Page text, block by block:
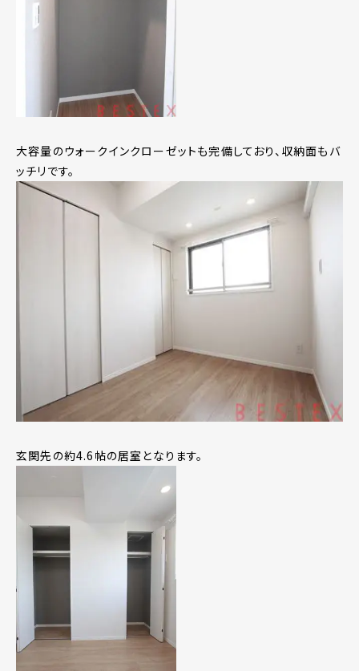
大容量のウォークインクローゼットも完備しており、収納面もバ
ッチリです。
玄関先の約4.6帖の居室となります。